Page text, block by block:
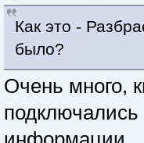
Как это -
было?
Очень много,